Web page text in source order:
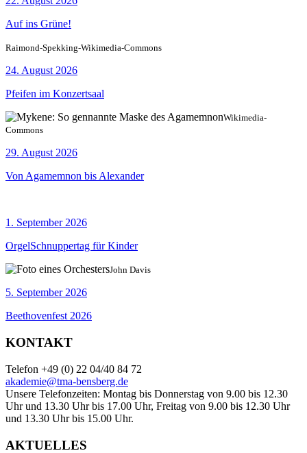
Auf ins Grüne!
Raimond-Spekking-Wikimedia-Commons
24. August 2026
Pfeifen im Konzertsaal
Wikimedia-
Commons
29. August 2026
Von Agamemnon bis Alexander
1. September 2026
OrgelSchnuppertag für Kinder
John Davis
5. September 2026
Beethovenfest 2026
KONTAKT
Telefon +49 (0) 22 04/40 84 72
akademie@tma-bensberg.de
Unsere Telefonzeiten: Montag bis Donnerstag von 9.00 bis 12.30
Uhr und 13.30 Uhr bis 17.00 Uhr, Freitag von 9.00 bis 12.30 Uhr
und 13.30 Uhr bis 15.00 Uhr.
AKTUELLES